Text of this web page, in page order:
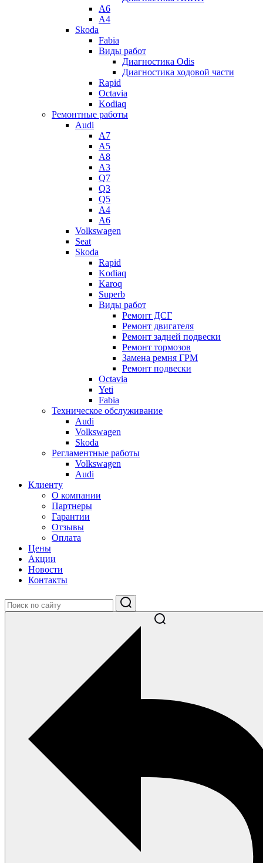
A6
A4
Skoda
Fabia
Виды работ
Диагностика Odis
Диагностика ходовой части
Rapid
Octavia
Kodiaq
Ремонтные работы
Audi
A7
A5
A8
A3
Q7
Q3
Q5
A4
A6
Volkswagen
Seat
Skoda
Rapid
Kodiaq
Karoq
Superb
Виды работ
Ремонт ДСГ
Ремонт двигателя
Ремонт задней подвески
Ремонт тормозов
Замена ремня ГРМ
Ремонт подвески
Octavia
Yeti
Fabia
Техническое обслуживание
Audi
Volkswagen
Skoda
Регламентные работы
Volkswagen
Audi
Клиенту
О компании
Партнеры
Гарантии
Отзывы
Оплата
Цены
Акции
Новости
Контакты